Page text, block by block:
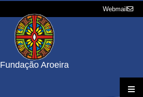
Webmail
Fundação Aroeira